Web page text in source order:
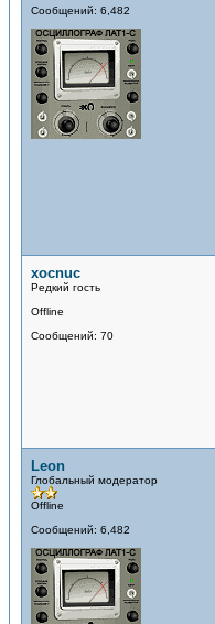
Сообщений: 6,482
xocnuc
Редкий гость
Offline
Сообщений: 70
Leon
Глобальный модератор
Offline
Сообщений: 6,482